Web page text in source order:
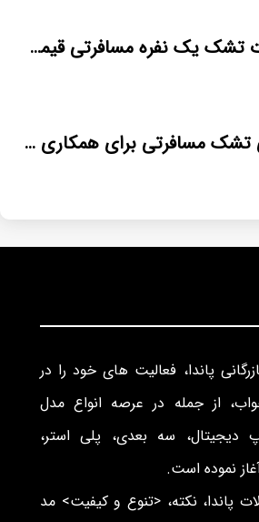
صادرات تشک یک نفره مسافرتی قیمت کارخانه
تولیدی تشک مسافرتی برای همکاری در بازار مشهد
پاندا، فعالیت های خود را در
از جمله در عرصه انواع مدل
دیجیتال، سه بعدی، پلی استر،
نموده است.
پاندا، نکته، <تنوع و کیفیت> مد